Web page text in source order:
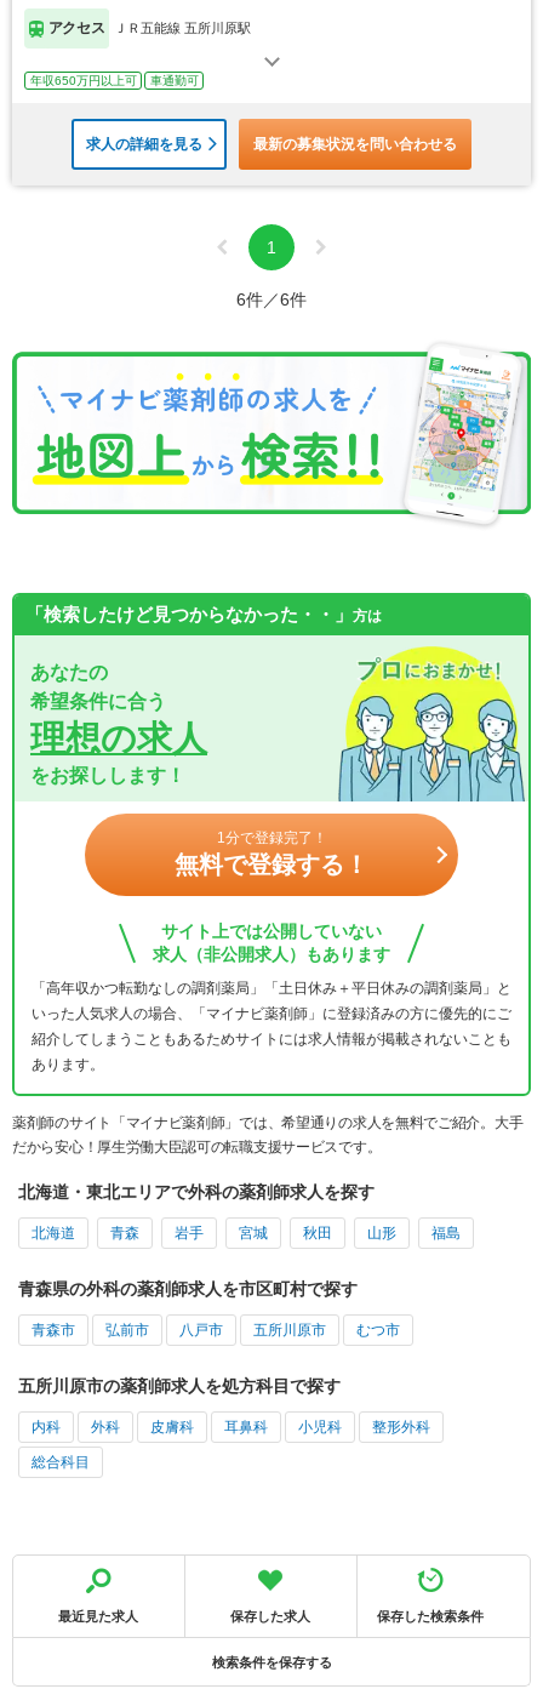
アクセス ＪＲ五能線 五所川原駅
年収650万円以上可 車通勤可
求人の詳細を見る 最新の募集状況を問い合わせる
1
6件／6件
「検索したけど見つからなかった・・」 方は
あなたの
希望条件に合う
理想の求人
をお探しします！
1分で登録完了！
無料で登録する！
サイト上では公開していない
求人（非公開求人）もあります
「高年収かつ転勤なしの調剤薬局」「土日休み＋平日休みの調剤薬局」と
いった人気求人の場合、「マイナビ薬剤師」に登録済みの方に優先的にご
紹介してしまうこともあるためサイトには求人情報が掲載されないことも
あります。
薬剤師のサイト「マイナビ薬剤師」では、希望通りの求人を無料でご紹介。大手
だから安心！厚生労働大臣認可の転職支援サービスです。
北海道・東北エリアで外科の薬剤師求人を探す
北海道 青森 岩手 宮城 秋田 山形 福島
青森県の外科の薬剤師求人を市区町村で探す
青森市 弘前市 八戸市 五所川原市 むつ市
五所川原市の薬剤師求人を処方科目で探す
内科 外科 皮膚科 耳鼻科 小児科 整形外科
総合科目
最近見た求人 保存した求人 保存した検索条件
検索条件を保存する